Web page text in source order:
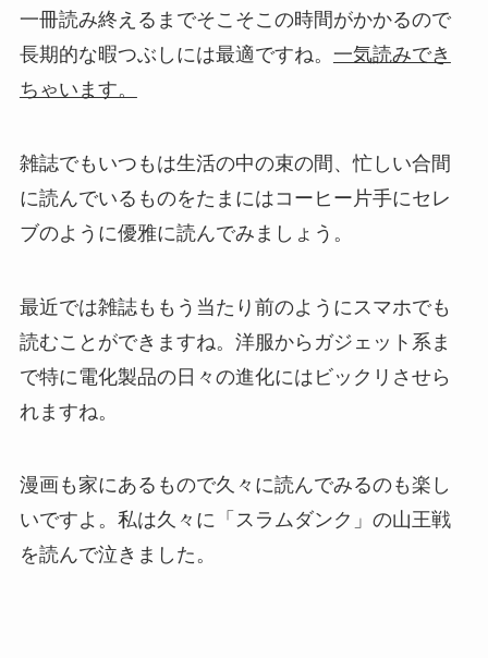
一冊読み終えるまでそこそこの時間がかかるので
長期的な暇つぶしには最適ですね。 一気読みでき
ちゃいます。
雑誌でもいつもは生活の中の束の間、忙しい合間
に読んでいるものをたまにはコーヒー片手にセレ
ブのように優雅に読んでみましょう。
最近では雑誌ももう当たり前のようにスマホでも
読むことができますね。洋服からガジェット系ま
で特に電化製品の日々の進化にはビックリさせら
れますね。
漫画も家にあるもので久々に読んでみるのも楽し
いですよ。私は久々に「スラムダンク」の山王戦
を読んで泣きました。